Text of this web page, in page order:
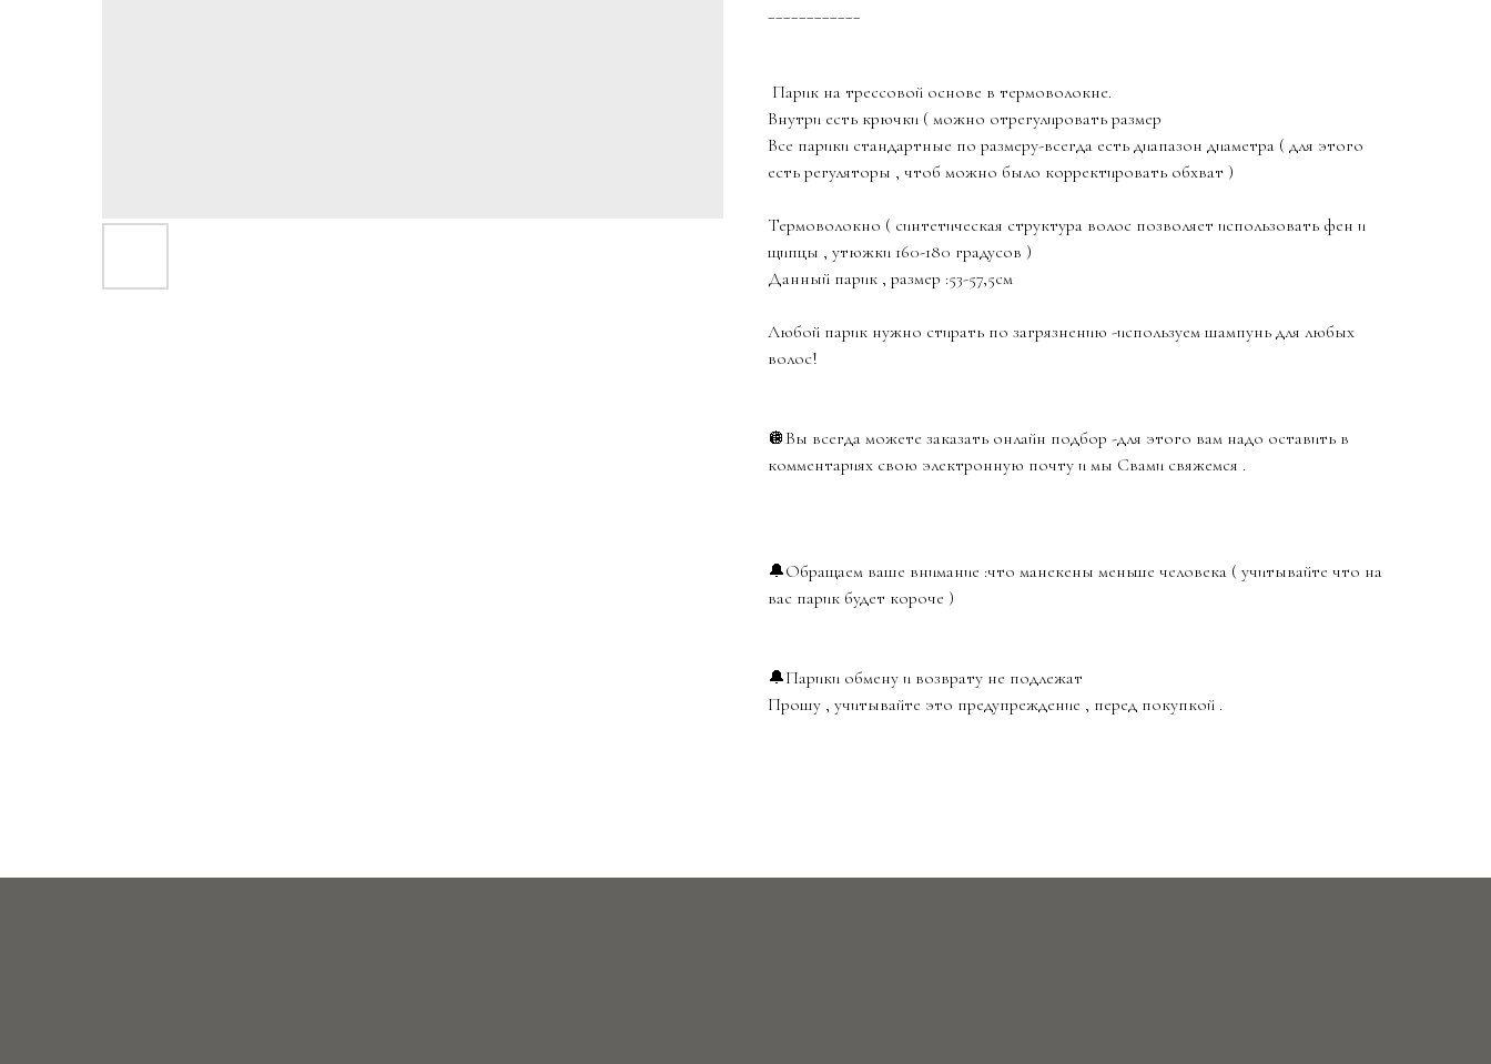
____________
Парик на трессовой основе в термоволокне.
Внутри есть крючки ( можно отрегулировать размер
Все парики стандартные по размеру-всегда есть диапазон диаметра ( для этого
есть регуляторы , чтоб можно было корректировать обхват )
Термоволокно ( синтетическая структура волос позволяет использовать фен и
щипцы , утюжки 160-180 градусов )
Данный парик , размер :53-57,5см
Любой парик нужно стирать по загрязнению -используем шампунь для любых
волос!
🪩Вы всегда можете заказать онлайн подбор -для этого вам надо оставить в
комментариях свою электронную почту и мы Свами свяжемся .
🔔Обращаем ваше внимание :что манекены меньше человека ( учитывайте что на
вас парик будет короче )
🔔Парики обмену и возврату не подлежат
Прошу , учитывайте это предупреждение , перед покупкой .